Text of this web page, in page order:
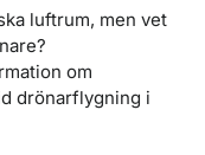
luftrum, men vet
om
drönarflygning i